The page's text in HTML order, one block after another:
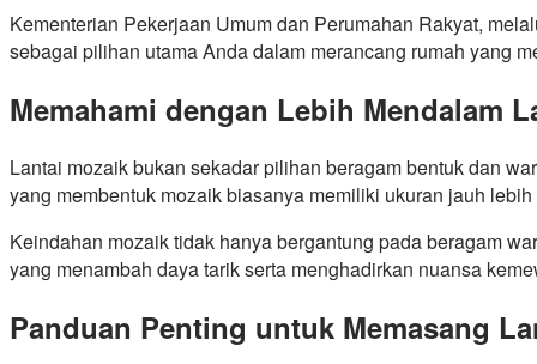
Kementerian Pekerjaan Umum dan Perumahan Rakyat,
sebagai pilihan utama Anda dalam merancang rumah yang
Memahami dengan Lebih Mendalam
Lantai mozaik bukan sekadar pilihan beragam bentuk dan
yang membentuk mozaik biasanya memiliki ukuran jauh
Keindahan mozaik tidak hanya bergantung pada beragam
yang menambah daya tarik serta menghadirkan nuansa
Panduan Penting untuk Memasang